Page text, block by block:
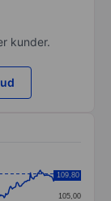
kunder.
105,00
110,00
109,80